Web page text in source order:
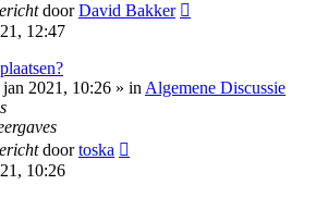
doorDavid Bakker
12:47
jan 2021, 10:26 » inAlgemene Discussie
doortoska
10:26